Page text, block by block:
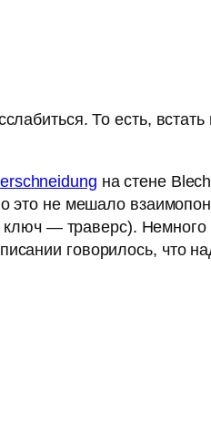
То есть,
на стене
это не мешало
— траверс).
говорилось, что